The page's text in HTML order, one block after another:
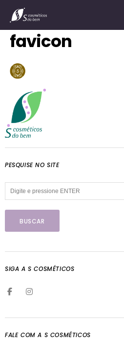
favicon
PESQUISE NO SITE
SIGA A S COSMÉTICOS
FALE COM A S COSMÉTICOS